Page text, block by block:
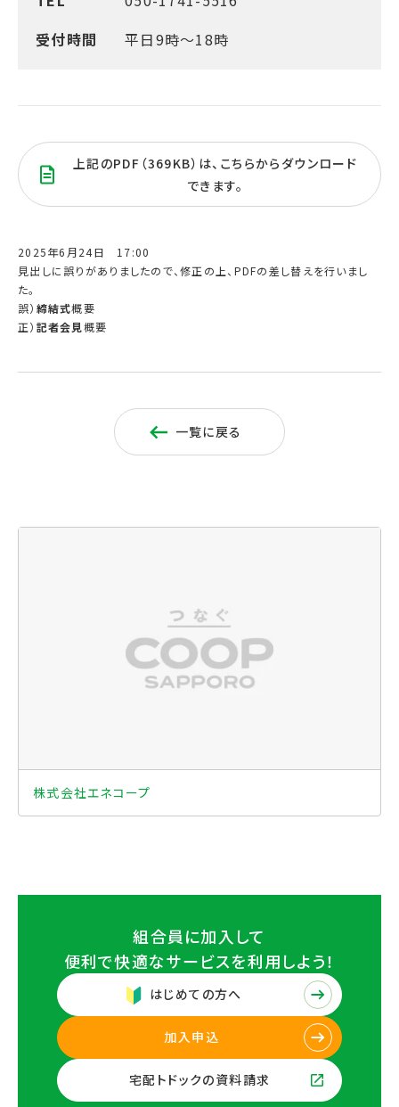
受付時間
平日9時～18時
上記のPDF（369KB）は、こちらからダウンロード
できます。
2025年6月24日 17:00
見出しに誤りがありましたので、修正の上、PDFの差し替えを行いまし
た。
誤） 締結式概要
正） 記者会見概要
一覧に戻る
株式会社エネコープ
組合員に加入して
便利で快適なサービスを利用しよう！
はじめての方へ
加入申込
宅配トドックの資料請求